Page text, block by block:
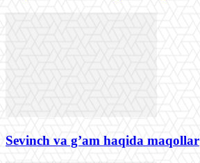
Sevinch va g’am haqida maqollar